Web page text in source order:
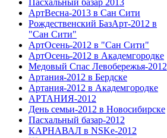
Пасхальный базар 2013
АртВесна-2013 в Сан Сити
Рождественский БазАрт-2012 в
"Сан Сити"
АртОсень-2012 в "Сан Сити"
АртОсень-2012 в Академгородке
Медовый Спас Левобережья-2012
Артания-2012 в Бердске
Артания-2012 в Академгородке
АРТАНИЯ-2012
День семьи-2012 в Новосибирске
Пасхальный базар-2012
КАРНАВАЛ в NSKe-2012